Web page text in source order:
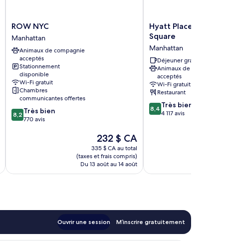
ROW
NYC
Manhattan
ROW NYC
Manhattan
Animaux de compagnie
acceptés
Stationnement
disponible
Wi-Fi gratuit
Chambres
communicantes offertes
8.2
sur
8,2 Très bien
770 avis
Le
prix
est
de
232 $ CA
232 $ CA
335 $ CA au total
(taxes et frais compris)
Du 13 août au 14 août
Hyatt
Place
New
York
City/Times
Square
Manhattan
Hyatt Place New
Square
Manhattan
Déjeuner gratuit
Animaux de compagnie
acceptés
Wi-Fi gratuit
Restaurant
8.4
sur
8,4 Très bien
4 117 avis
Ouvrir une session M’inscrire gratuitement